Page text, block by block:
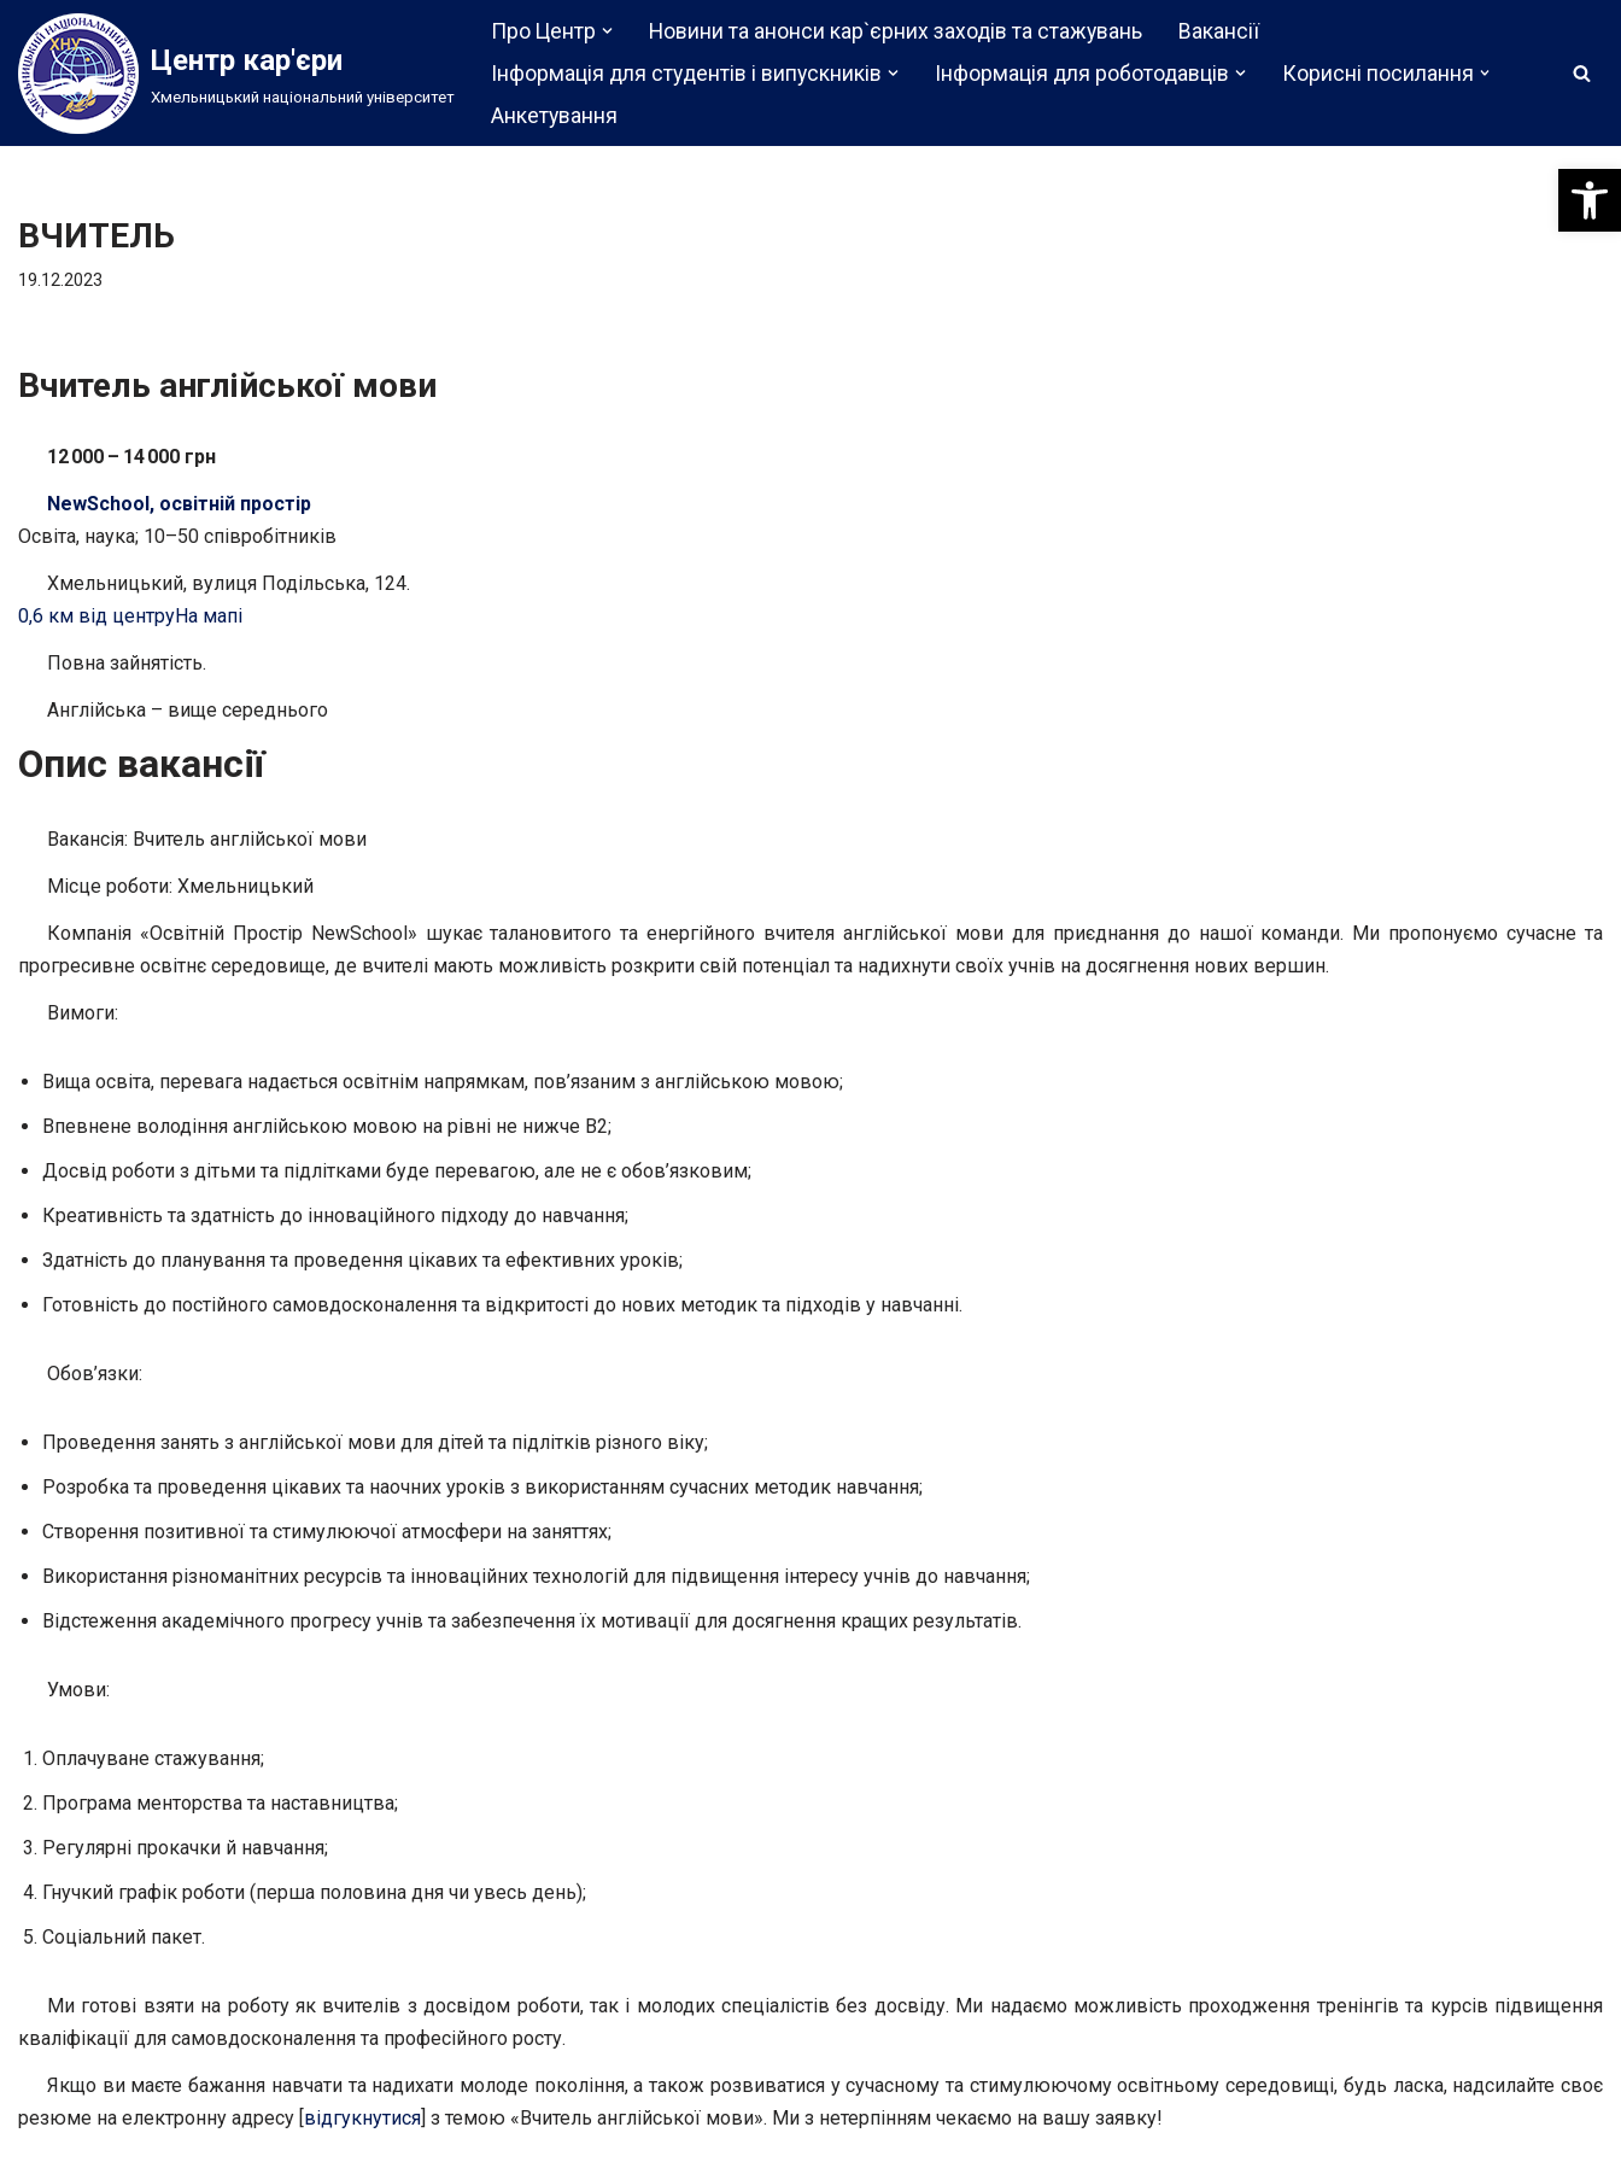
Перейти
до
вмісту
Центр кар'єри
Хмельницький національний університет
Про Центр Новини та анонси кар`єрних заходів та стажувань
Вакансії
Інформація для студентів і випускників
Інформація для роботодавців
Корисні посилання
Анкетування
ВЧИТЕЛЬ
19.12.2023
Вчитель англійської мови
12 000 – 14 000 грн
NewSchool, освітній простір
Освіта, наука; 10–50 співробітників
Хмельницький, вулиця Подільська, 124.
0,6 км від центруНа мапі
Повна зайнятість.
Англійська – вище середнього
Опис вакансії
Вакансія: Вчитель англійської мови
Місце роботи: Хмельницький
Компанія «Освітній Простір NewSchool» шукає талановитого та енергійного вчителя англійської мови для приєднання до нашої команди. Ми пропонуємо сучасне та
прогресивне освітнє середовище, де вчителі мають можливість розкрити свій потенціал та надихнути своїх учнів на досягнення нових вершин.
Вимоги:
Вища освіта, перевага надається освітнім напрямкам, пов’язаним з англійською мовою;
Впевнене володіння англійською мовою на рівні не нижче B2;
Досвід роботи з дітьми та підлітками буде перевагою, але не є обов’язковим;
Креативність та здатність до інноваційного підходу до навчання;
Здатність до планування та проведення цікавих та ефективних уроків;
Готовність до постійного самовдосконалення та відкритості до нових методик та підходів у навчанні.
Обов’язки:
Проведення занять з англійської мови для дітей та підлітків різного віку;
Розробка та проведення цікавих та наочних уроків з використанням сучасних методик навчання;
Створення позитивної та стимулюючої атмосфери на заняттях;
Використання різноманітних ресурсів та інноваційних технологій для підвищення інтересу учнів до навчання;
Відстеження академічного прогресу учнів та забезпечення їх мотивації для досягнення кращих результатів.
Умови:
Оплачуване стажування;
Програма менторства та наставництва;
Регулярні прокачки й навчання;
Гнучкий графік роботи (перша половина дня чи увесь день);
Соціальний пакет.
Ми готові взяти на роботу як вчителів з досвідом роботи, так і молодих спеціалістів без досвіду. Ми надаємо можливість проходження тренінгів та курсів підвищення
кваліфікації для самовдосконалення та професійного росту.
Якщо ви маєте бажання навчати та надихати молоде покоління, а також розвиватися у сучасному та стимулюючому освітньому середовищі, будь ласка, надсилайте своє
резюме на електронну адресу [відгукнутися] з темою «Вчитель англійської мови». Ми з нетерпінням чекаємо на вашу заявку!